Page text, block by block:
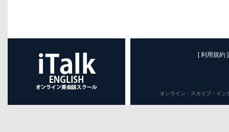
[ 利用規約 ]
オンライン・スカイプ・イ